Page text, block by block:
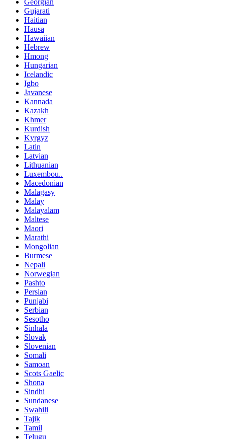
Georgian
Gujarati
Haitian
Hausa
Hawaiian
Hebrew
Hmong
Hungarian
Icelandic
Igbo
Javanese
Kannada
Kazakh
Khmer
Kurdish
Kyrgyz
Latin
Latvian
Lithuanian
Luxembou..
Macedonian
Malagasy
Malay
Malayalam
Maltese
Maori
Marathi
Mongolian
Burmese
Nepali
Norwegian
Pashto
Persian
Punjabi
Serbian
Sesotho
Sinhala
Slovak
Slovenian
Somali
Samoan
Scots Gaelic
Shona
Sindhi
Sundanese
Swahili
Tajik
Tamil
Telugu